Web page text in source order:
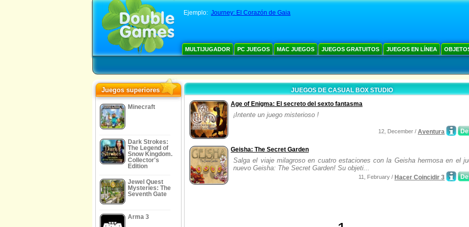
Ejemplo: Journey: El Corazón de Gaia
MULTIJUGADOR PC JUEGOS MAC JUEGOS JUEGOS GRATUITOS JUEGOS EN LÍNEA
Juegos superiores
Minecraft
Dark Strokes:
The Legend of
Snow Kingdom.
Collector's
Edition
Jewel Quest
Mysteries: The
Seventh Gate
Arma 3
JUEGOS DE CASUAL BOX STUDIO
Age of Enigma: El secreto del sexto fantasma
¡Intente un juego misterioso !
12, December / Aventura
Geisha: The Secret Garden
Salga el viaje milagroso en cuatro estaciones con la Geisha hermosa en el
nuevo Geisha: The Secret Garden! Su objeti...
11, February / Hacer Coincidir 3